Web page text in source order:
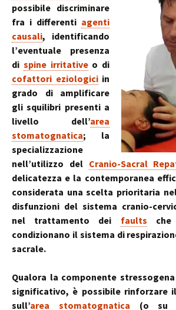
possibile discriminare
fra i differenti agenti
causali, identificando
l’eventuale presenza
di spine irritativeo di
cofattori eziologiciin
grado di amplificare
gli squilibri presenti a
livello dell’area
stomatognatica; la
specializzazione
nell’utilizzo del Cranio-Sacral
delicatezza e la contemporanea
considerata una scelta prioritaria
disfunzioni del sistema cranio-
nel trattamento dei faults che
condizionano il sistema di
sacrale.
Qualora la componente
significativo, è possibile rinforzare
sull’area stomatognatica (o su